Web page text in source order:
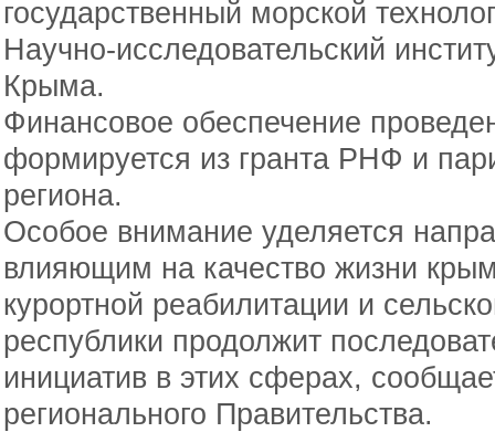
государственный морской
Научно-исследовательский
Крыма.
Финансовое обеспечение
формируется из гранта РНФ и
региона.
Особое внимание уделяется
влияющим на качество жизни
курортной реабилитации и
республики продолжит
инициатив в этих сферах,
регионального Правительства.